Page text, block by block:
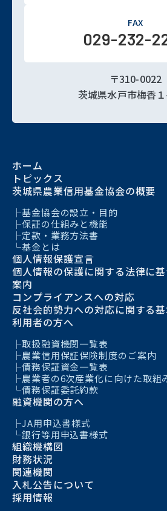
FAX
029-232-
〒310-0022
茨城県水戸市梅香
ホーム
トピックス
茨城県農業信用基金協会の概要
基金協会の設立・目的
保証の仕組みと機能
定款・業務方法書
基金とは
個人情報保護宣言
個人情報の保護に関する法律に
案内
コンプライアンスへの対応
反社会的勢力への対応に関する
利用者の方へ
取扱融資機関一覧表
農業信用保証保険制度のご案内
債務保証資金一覧表
農業者の6次産業化に向けた取組
債務保証委託約款
融資機関の方へ
JA用申込書様式
銀行等用申込書様式
組織機構図
財務状況
関連機関
入札公告について
採用情報